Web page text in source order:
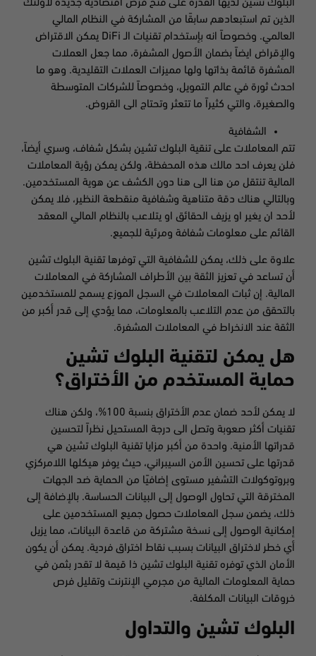
البلوك تشين لديها القدرة على فتح فرص اقتصادية جديدة لأولئك
الذين تم استبعادهم سابقًا من المشاركة في النظام المالي
العالمي. وخصوصاً انه بإستخدام تقنيات الـ DiFi يمكن الاقتراض
والإقراض ايضاً بضمان الأصول المشفرة، مما جعل العملات
المشفرة قائمة بذاتها ولها مميزات العملات التقليدية. وهو ما
احدث ثورة في عالم التمويل، وخصوصاً للشركات المتوسطة
والصغيرة، والتي كثيراً ما تتعثر وتحتاج الى القروض.
الشفافية
تتم المعاملات على تنقية البلوك تشين بشكل شفاف، وسري أيضاً،
فلن يعرف احد مالك هذه المحفظة، ولكن يمكن رؤية المعاملات
المالية تنتقل من هنا الى هنا دون الكشف عن هوية المستخدمين.
وبالتالي هناك دقة متناهية وشفافية منقطعة النظير، فلا يمكن
لأحد ان يغير او يزيف الحقائق او يتلاعب بالنظام المالي المعقد
القائم على معلومات شفافة ومرئية للجميع.
علاوة على ذلك، يمكن للشفافية التي توفرها تقنية البلوك تشين
أن تساعد في تعزيز الثقة بين الأطراف المشاركة في المعاملات
المالية. إن ثبات المعاملات في السجل الموزع يسمح للمستخدمين
بالتحقق من عدم التلاعب بالمعلومات، مما يؤدي إلى قدر أكبر من
الثقة عند الانخراط في المعاملات المشفرة.
هل يمكن لتقنية البلوك تشين
حماية المستخدم من الأختراق؟
لا يمكن لأحد ضمان عدم الأختراق بنسبة 100%، ولكن هناك
تقنيات أكثر صعوبة وتصل الى درجة المستحيل نظراً لتحسين
قدراتها الأمنية. واحدة من أكبر مزايا تقنية البلوك تشين هي
قدرتها على تحسين الأمن السيبراني، حيث يوفر هيكلها اللامركزي
وبروتوكولات التشفير مستوى إضافيًا من الحماية ضد الجهات
المخترقة التي تحاول الوصول إلى البيانات الحساسة. بالإضافة إلى
ذلك، يضمن سجل المعاملات حصول جميع المستخدمين على
إمكانية الوصول إلى نسخة مشتركة من قاعدة البيانات، مما يزيل
أي خطر لاختراق البيانات بسبب نقاط اختراق فردية. يمكن أن يكون
الأمان الذي توفره تقنية البلوك تشين ذا قيمة لا تقدر بثمن في
حماية المعلومات المالية من مجرمي الإنترنت وتقليل فرص
خروقات البيانات المكلفة.
البلوك تشين والتداول